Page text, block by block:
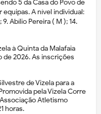
5 da Casa do Povo de
equipas. A nível individual:
Abílio Pereira ( M ); 14.
à Quinta da Malafaia
de 2026. As inscrições
de Vizela para a
pela Vizela Corre
Atletismo
horas.